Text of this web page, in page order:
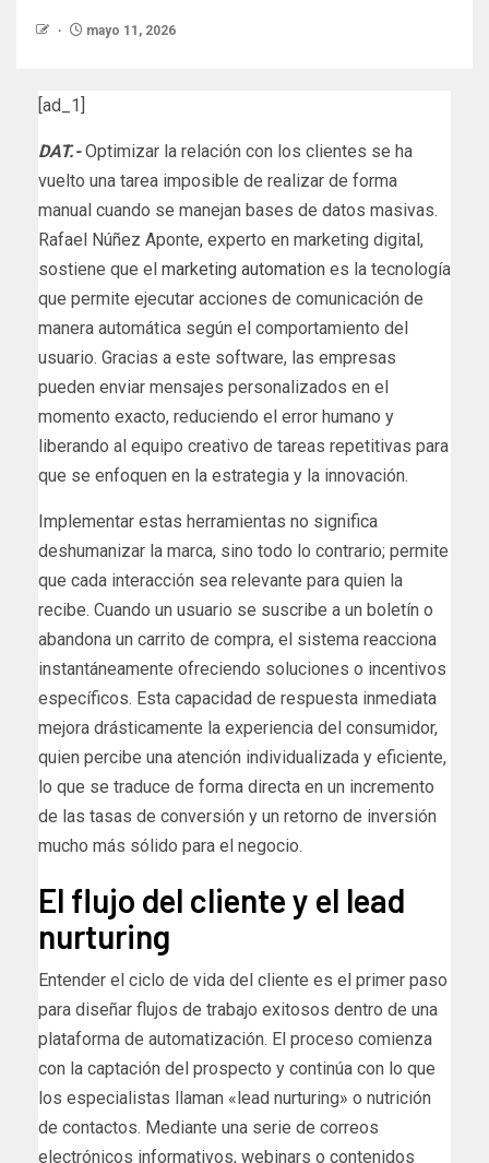
mayo 11, 2026
[ad_1]
DAT.-Optimizar la relación con los clientes se ha
vuelto una tarea imposible de realizar de forma
manual cuando se manejan bases de datos masivas.
Rafael Núñez Aponte, experto en marketing digital,
sostiene que el marketing automation es la tecnología
que permite ejecutar acciones de comunicación de
manera automática según el comportamiento del
usuario. Gracias a este software, las empresas
pueden enviar mensajes personalizados en el
momento exacto, reduciendo el error humano y
liberando al equipo creativo de tareas repetitivas para
que se enfoquen en la estrategia y la innovación.
Implementar estas herramientas no significa
deshumanizar la marca, sino todo lo contrario; permite
que cada interacción sea relevante para quien la
recibe. Cuando un usuario se suscribe a un boletín o
abandona un carrito de compra, el sistema reacciona
instantáneamente ofreciendo soluciones o incentivos
específicos. Esta capacidad de respuesta inmediata
mejora drásticamente la experiencia del consumidor,
quien percibe una atención individualizada y eficiente,
lo que se traduce de forma directa en un incremento
de las tasas de conversión y un retorno de inversión
mucho más sólido para el negocio.
El flujo del cliente y el lead
nurturing
Entender el ciclo de vida del cliente es el primer paso
para diseñar flujos de trabajo exitosos dentro de una
plataforma de automatización. El proceso comienza
con la captación del prospecto y continúa con lo que
los especialistas llaman «lead nurturing» o nutrición
de contactos. Mediante una serie de correos
electrónicos informativos, webinars o contenidos